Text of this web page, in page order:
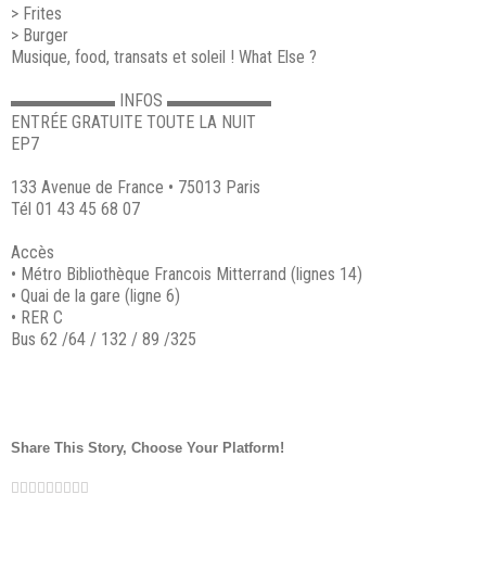
> Frites
> Burger
Musique, food, transats et soleil ! What Else ?
▬▬▬▬▬▬ INFOS ▬▬▬▬▬▬
ENTRÉE GRATUITE TOUTE LA NUIT
EP7
133 Avenue de France • 75013 Paris
Tél 01 43 45 68 07
Accès
• Métro Bibliothèque Francois Mitterrand (lignes 14)
• Quai de la gare (ligne 6)
• RER C
Bus 62 /64 / 132 / 89 /325
Share This Story, Choose Your Platform!
Facebook
Twitter
LinkedIn
Reddit
Google+
Tumblr
Pinterest
Vk